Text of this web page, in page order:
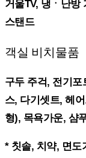
거울TV, 냉ㆍ난방
스탠드
객실 비치물품
구두 주걱, 전기
스, 다기셋트, 헤
형), 목욕가운, 샴
* 칫솔, 치약, 면도